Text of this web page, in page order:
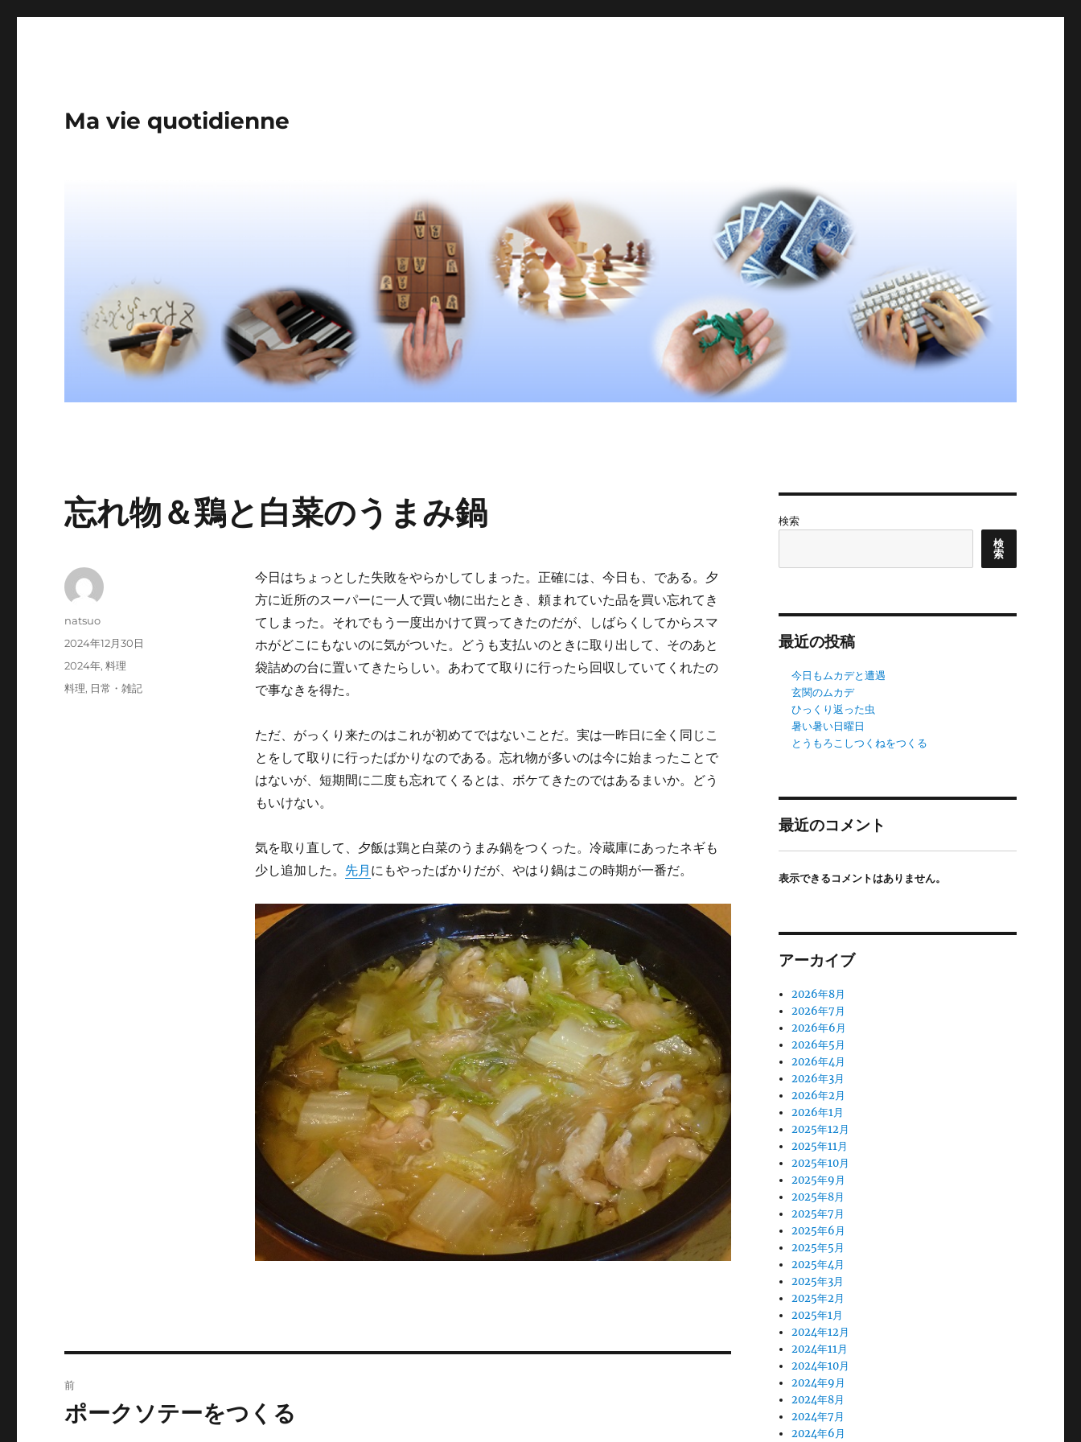
Ma vie quotidienne
忘れ物＆鶏と白菜のうまみ鍋
今日はちょっとした失敗をやらかしてしまった。正確には、今日も、である。夕
方に近所のスーパーに一人で買い物に出たとき、頼まれていた品を買い忘れてき
てしまった。それでもう一度出かけて買ってきたのだが、しばらくしてからスマ
ホがどこにもないのに気がついた。どうも支払いのときに取り出して、そのあと
袋詰めの台に置いてきたらしい。あわてて取りに行ったら回収していてくれたの
で事なきを得た。
ただ、がっくり来たのはこれが初めてではないことだ。実は一昨日に全く同じこ
とをして取りに行ったばかりなのである。忘れ物が多いのは今に始まったことで
はないが、短期間に二度も忘れてくるとは、ボケてきたのではあるまいか。どう
もいけない。
気を取り直して、夕飯は鶏と白菜のうまみ鍋をつくった。冷蔵庫にあったネギも
少し追加した。 先月 にもやったばかりだが、やはり鍋はこの時期が一番だ。
投
natsuo
投
2024年12月30日
カ
テ
2024年,料理
タ
料理, 日常・雑記
稿
前
前
ポークソテーをつくる
検索
検
索
最近の投稿
今日もムカデと遭遇
玄関のムカデ
ひっくり返った虫
暑い暑い日曜日
とうもろこしつくねをつくる
最近のコメント
表示できるコメントはありません。
アーカイブ
2026年8月
2026年7月
2026年6月
2026年5月
2026年4月
2026年3月
2026年2月
2026年1月
2025年12月
2025年11月
2025年10月
2025年9月
2025年8月
2025年7月
2025年6月
2025年5月
2025年4月
2025年3月
2025年2月
2025年1月
2024年12月
2024年11月
2024年10月
2024年9月
2024年8月
2024年7月
2024年6月